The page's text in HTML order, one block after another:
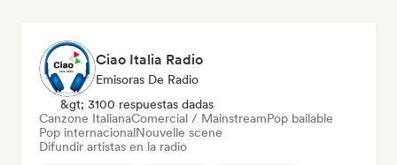
Ciao Italia Radio
Emisoras De Radio
&gt; 3100 respuestas dadas
Canzone ItalianaComercial / MainstreamPop bailable
Pop internacionalNouvelle scene
Difundir artistas en la radio